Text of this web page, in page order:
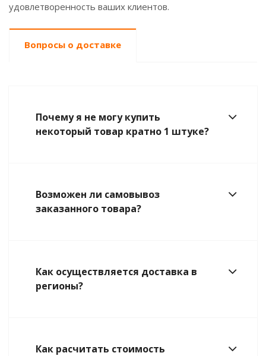
удовлетворенность ваших клиентов.
Вопросы о доставке
Почему я не могу купить
некоторый товар кратно 1 штуке?
Возможен ли самовывоз
заказанного товара?
Как осуществляется доставка в
регионы?
Как расчитать стоимость